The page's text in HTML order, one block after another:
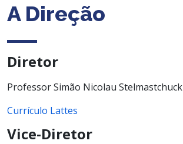
A Direção
Diretor
Professor Simão Nicolau Stelmastchuck
Currículo Lattes
Vice-Diretor